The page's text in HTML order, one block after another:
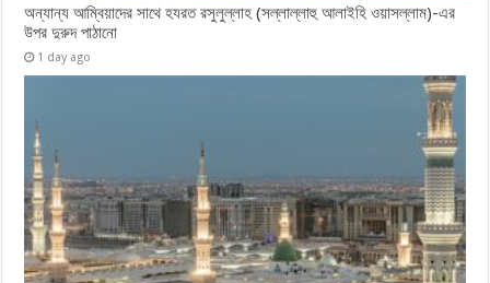
অন্যান্য আম্বিয়াদের সাথে হযরত রসুলুল্লাহ (সল্লাল্লাহু ‎আলাইহি ওয়াসল্লাম)-এর
উপর দুরুদ ‎পাঠানো
1 day ago